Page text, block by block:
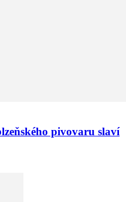
pivovaru slaví